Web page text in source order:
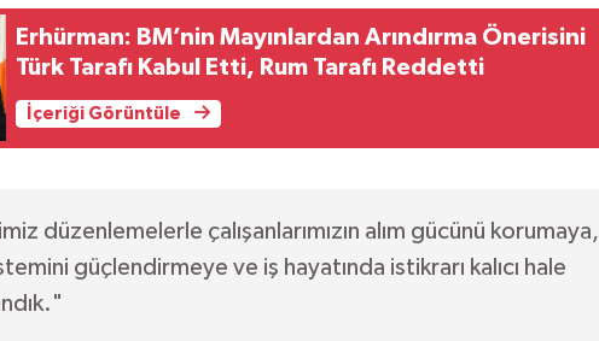
Erhürman: BM’nin Mayınlardan Arındırma Önerisini
Türk Tarafı Kabul Etti, Rum Tarafı Reddetti
İçeriği Görüntüle
düzenlemelerle çalışanlarımızın alım gücünü korumaya,
güçlendirmeye ve iş hayatında istikrarı kalıcı hale